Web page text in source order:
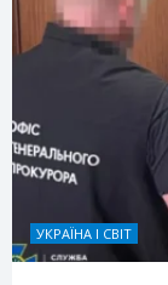
УКРАЇНА І СВІТ